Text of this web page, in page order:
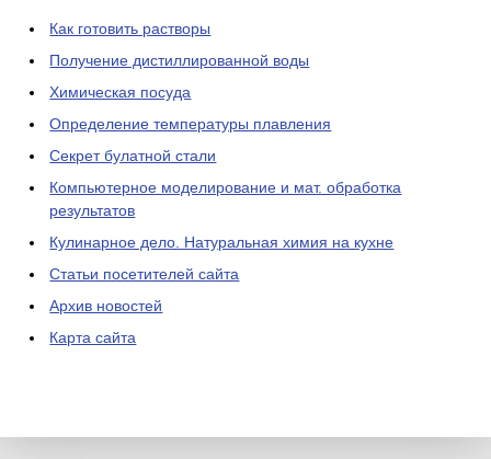
Как готовить растворы
Получение дистиллированной воды
Химическая посуда
Определение температуры плавления
Секрет булатной стали
Компьютерное моделирование и мат. обработка
результатов
Кулинарное дело. Натуральная химия на кухне
Статьи посетителей сайта
Архив новостей
Карта сайта